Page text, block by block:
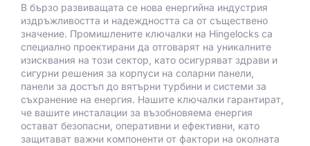
В бързо развиващата се нова енергийна индустрия
издръжливостта и надеждността са от съществено
значение. Промишлените ключалки на Hingelocks са
специално проектирани да отговарят на уникалните
изисквания на този сектор, като осигуряват здрави и
сигурни решения за корпуси на соларни панели,
панели за достъп до вятърни турбини и системи за
съхранение на енергия. Нашите ключалки гарантират,
че вашите инсталации за възобновяема енергия
остават безопасни, оперативни и ефективни, като
защитават важни компоненти от фактори на околната